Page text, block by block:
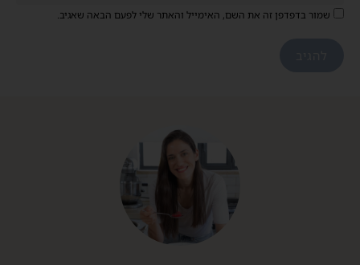
שמור בדפדפן זה את השם, האימייל והאתר שלי לפעם הבאה שאגיב.